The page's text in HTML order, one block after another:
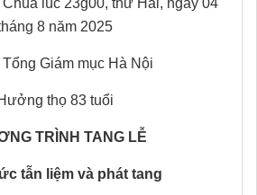
8 năm 2025
Tổng Giám mục Hà Nội
thọ 83 tuổi
TRÌNH TANG LỄ
tẫn liệm và phát tang